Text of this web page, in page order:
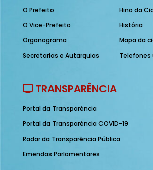
O Prefeito
O Vice-Prefeito
Organograma
Secretarias e Autarquias
Hino da
História
Mapa da
Telefones
TRANSPARÊNCIA
Portal da Transparência
Portal da Transparência COVID-19
Radar da Transparência Pública
Emendas Parlamentares